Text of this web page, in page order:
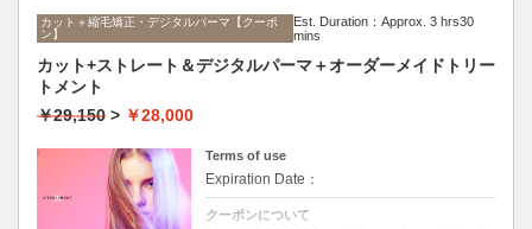
カット＋縮毛矯正・デジタルパーマ【クーポ
ン】
Est. Duration：Approx. 3 hrs30
mins
カット+ストレート＆デジタルパーマ＋オーダーメイドトリー
トメント
￥29,150 > ￥28,000
Terms of use
Expiration Date：
クーポンについて